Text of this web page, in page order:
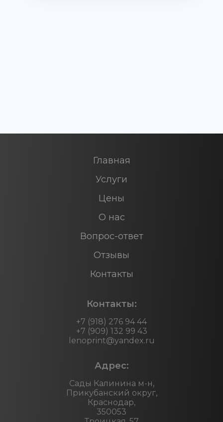
Контакты:
+7 (918) 276 94 44
+7 (909) 132 99 43
lenoprint@yandex.ru
Адрес:
Сады Калинина м-н,
Прикубанский округ,
Краснодар,
350053
Главная
Услуги
Цены
О нас
Вопрос-ответ
Отзывы
Контакты